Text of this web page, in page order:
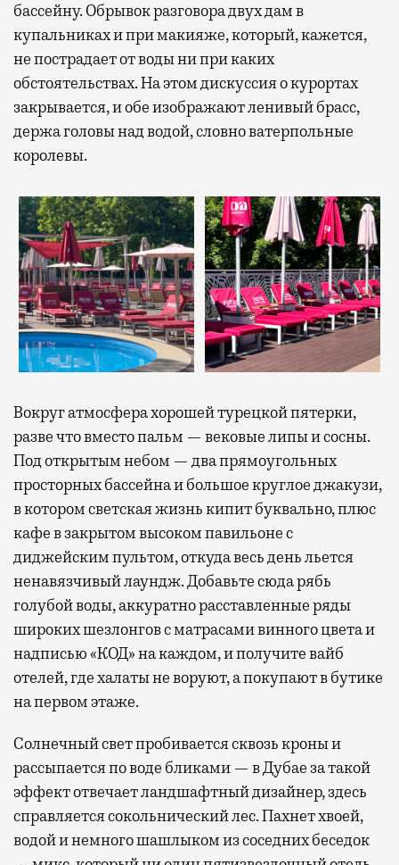
бассейну. Обрывок разговора двух дам в
купальниках и при макияже, который, кажется,
не пострадает от воды ни при каких
обстоятельствах. На этом дискуссия о курортах
закрывается, и обе изображают ленивый брасс,
держа головы над водой, словно ватерпольные
королевы.
Вокруг атмосфера хорошей турецкой пятерки,
разве что вместо пальм — вековые липы и сосны.
Под открытым небом — два прямоугольных
просторных бассейна и большое круглое джакузи,
в котором светская жизнь кипит буквально, плюс
кафе в закрытом высоком павильоне с
диджейским пультом, откуда весь день льется
ненавязчивый лаундж. Добавьте сюда рябь
голубой воды, аккуратно расставленные ряды
широких шезлонгов с матрасами винного цвета и
надписью «КОД» на каждом, и получите вайб
отелей, где халаты не воруют, а покупают в бутике
на первом этаже.
Солнечный свет пробивается сквозь кроны и
рассыпается по воде бликами — в Дубае за такой
эффект отвечает ландшафтный дизайнер, здесь
справляется сокольнический лес. Пахнет хвоей,
водой и немного шашлыком из соседних беседок